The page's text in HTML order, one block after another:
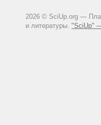
2026 © SciUp.org —
и литературы. "SciUp" —